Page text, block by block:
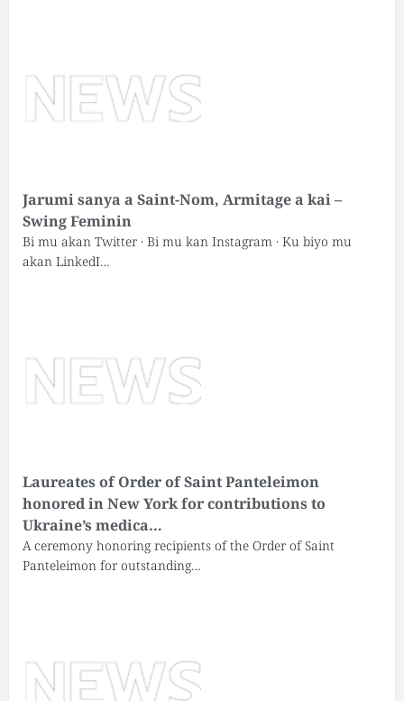
Jarumi sanya a Saint-Nom, Armitage a kai –
Swing Feminin
Bi mu akan Twitter · Bi mu kan Instagram · Ku biyo mu
akan LinkedI…
Laureates of Order of Saint Panteleimon
honored in New York for contributions to
Ukraine’s medica…
A ceremony honoring recipients of the Order of Saint
Panteleimon for outstanding…